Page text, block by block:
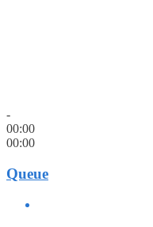
-
00:00
00:00
Queue